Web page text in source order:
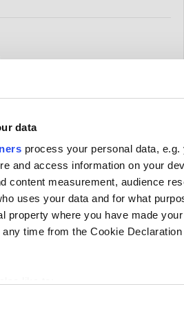
data
process your personal data,
and access information on your
content measurement, audience
uses your data and for what
property where you have made
time from the Cookie
intenções, clicando no botão 'Ok'.